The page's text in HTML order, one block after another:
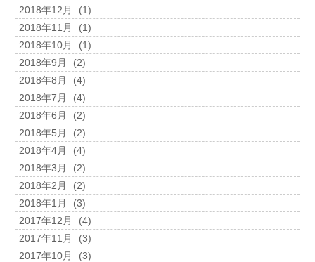
2018年12月
(1)
2018年11月
(1)
2018年10月
(1)
2018年9月
(2)
2018年8月
(4)
2018年7月
(4)
2018年6月
(2)
2018年5月
(2)
2018年4月
(4)
2018年3月
(2)
2018年2月
(2)
2018年1月
(3)
2017年12月
(4)
2017年11月
(3)
2017年10月
(3)